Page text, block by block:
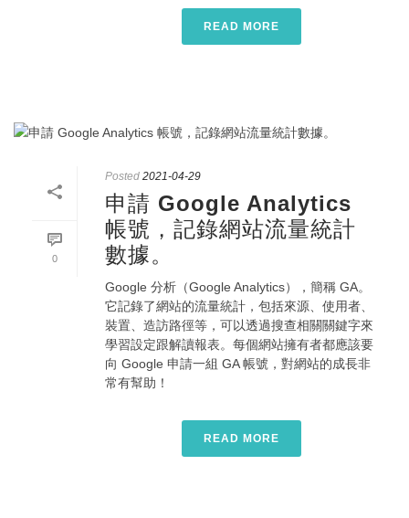
READ MORE
0
Posted 2021-04-29
申請 Google Analytics
帳號，記錄網站流量統計
數據。
Google 分析（Google Analytics），簡稱 GA。
它記錄了網站的流量統計，包括來源、使用者、
裝置、造訪路徑等，可以透過搜查相關關鍵字來
學習設定跟解讀報表。每個網站擁有者都應該要
向 Google 申請一組 GA 帳號，對網站的成長非
常有幫助！
READ MORE